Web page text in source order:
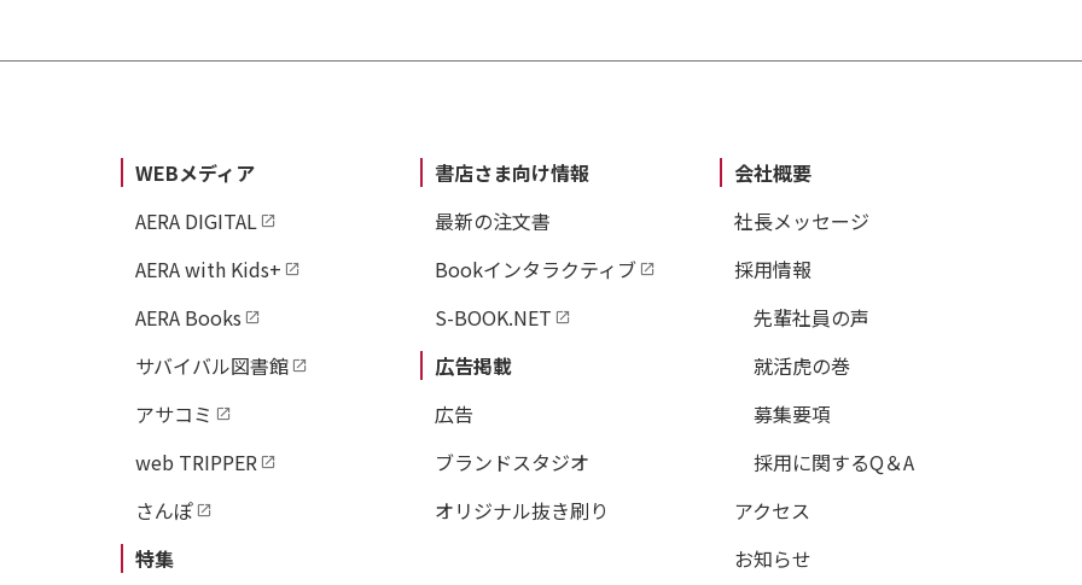
WEBメディア
AERA DIGITAL
AERA with Kids+
AERA Books
サバイバル図書館
アサコミ
web TRIPPER
さんぽ
特集
書店さま向け情報
最新の注文書
Bookインタラクティブ
S-BOOK.NET
広告掲載
広告
ブランドスタジオ
オリジナル抜き刷り
会社概要
社長メッセージ
採用情報
先輩社員の声
就活虎の巻
募集要項
採用に関するQ＆A
アクセス
お知らせ